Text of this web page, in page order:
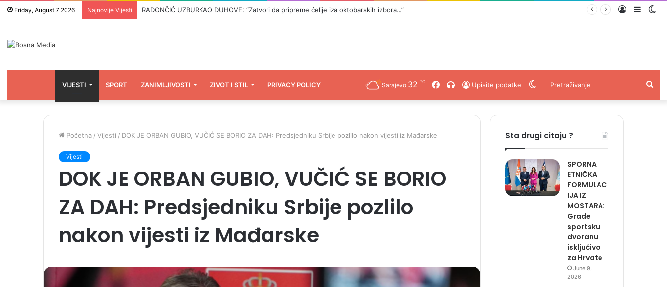
Friday, August 7 2026 Najnovije Vijesti RADONČIĆ UZBURKAO DUHOVE: “Zatvori da pripreme ćelije iza oktobarskih izbora…” Prijava
VIJESTI SPORT ZANIMLJIVOSTI ZIVOT I STIL PRIVACY POLICY Switch
skin
Upisite podatke
Radio
Uživo
Facebook
Sarajevo 32 ℃
Početna / Vijesti / DOK JE ORBAN GUBIO, VUČIĆ SE BORIO ZA DAH: Predsjedniku Srbije pozlilo nakon vijesti iz Mađarske
Vijesti
DOK JE ORBAN GUBIO, VUČIĆ SE BORIO
ZA DAH: Predsjedniku Srbije pozlilo
nakon vijesti iz Mađarske
Sta drugi citaju ?
SPORNA
ETNIČKA
FORMULAC
IJA IZ
MOSTARA:
Grade
sportsku
dvoranu
isključivo
za Hrvate
June 9,
2026